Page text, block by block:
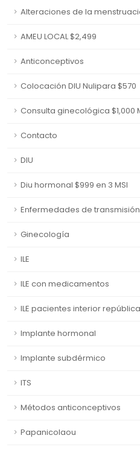
Alteraciones de la
AMEU LOCAL $2,499
Anticonceptivos
Colocación DIU Nulipara $570
Consulta ginecológica $1,000
Contacto
DIU
Diu hormonal $999 en 3 MSI
Enfermedades de
Ginecología
ILE
ILE con medicamentos
ILE pacientes interior república
Implante hormonal
Implante subdérmico
ITS
Métodos anticonceptivos
Papanicolaou